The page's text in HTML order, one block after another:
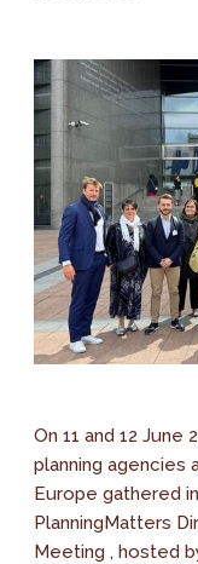
On 11 and 12
planning agencies
Europe gathered
PlanningMatters
Meeting , hosted